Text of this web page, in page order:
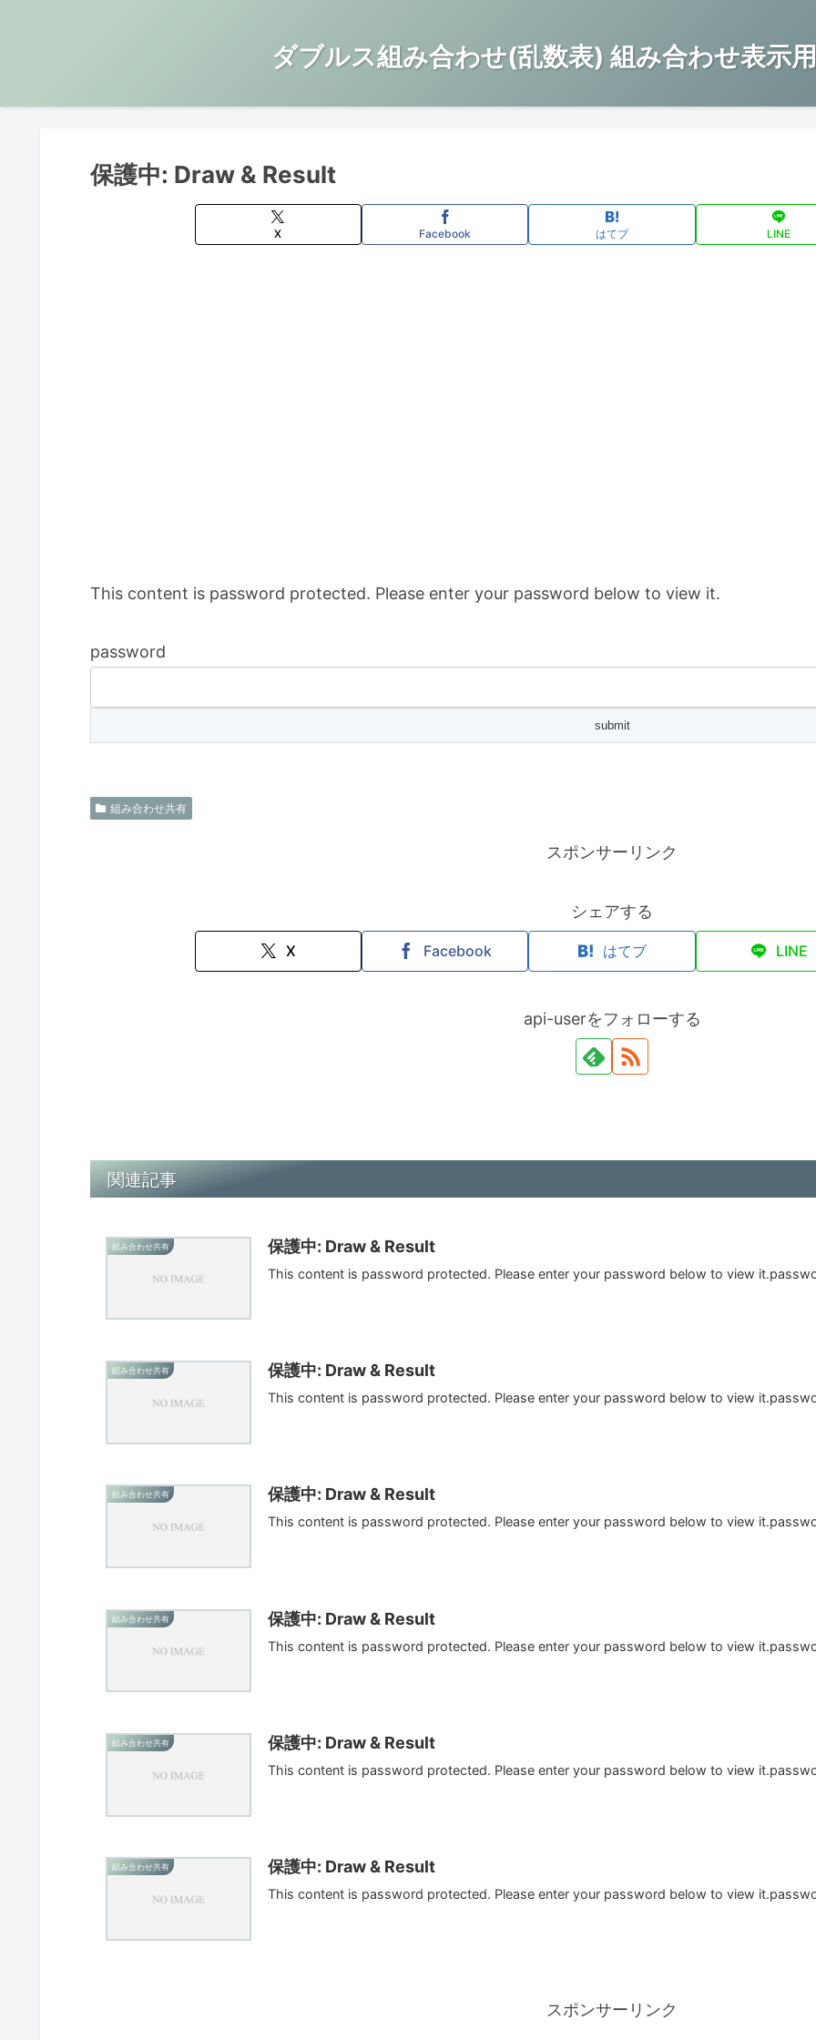
ダブルス組み合わせ(乱数表) 組み合わせ表示
保護中: Draw & Result
X Facebook はてブ LINE
This content is password protected. Please enter your password below to view it.
password
組み合わせ共有
スポンサーリンク
シェアする
X Facebook はてブ LINE
api-userをフォローする
関連記事
組み合わせ共有 保護中: Draw & Result
This content is password protected. Please enter your password below to view
組み合わせ共有 保護中: Draw & Result
This content is password protected. Please enter your password below to view
組み合わせ共有 保護中: Draw & Result
This content is password protected. Please enter your password below to view
組み合わせ共有 保護中: Draw & Result
This content is password protected. Please enter your password below to view
組み合わせ共有 保護中: Draw & Result
This content is password protected. Please enter your password below to view
組み合わせ共有 保護中: Draw & Result
This content is password protected. Please enter your password below to view
スポンサーリンク